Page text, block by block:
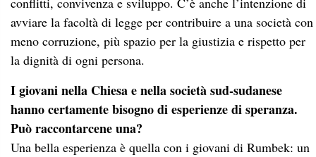
avviare la facoltà di legge per contribuire a una società con
meno corruzione, più spazio per la giustizia e rispetto per
la dignità di ogni persona.
I giovani nella Chiesa e nella società sud-sudanese
hanno certamente bisogno di esperienze di speranza.
Può raccontarcene una?
Una bella esperienza è quella con i giovani di Rumbek: un